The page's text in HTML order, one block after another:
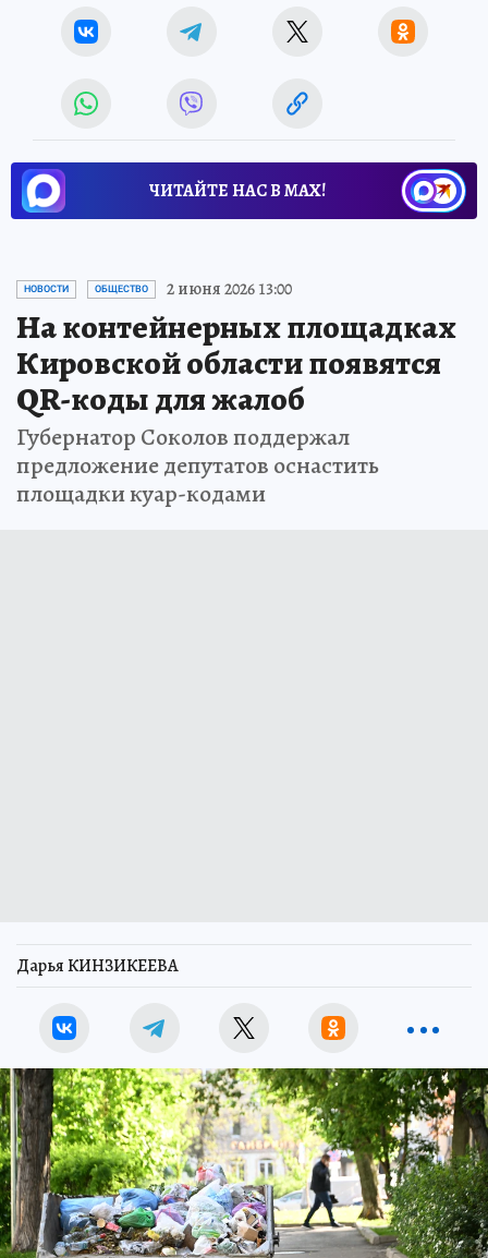
ЧИТАЙТЕ НАС В МАХ!
НОВОСТИ ОБЩЕСТВО 2 июня 2026 13:00
На контейнерных площадках
Кировской области появятся
QR-коды для жалоб
Губернатор Соколов поддержал
предложение депутатов оснастить
площадки куар-кодами
Дарья КИНЗИКЕЕВА